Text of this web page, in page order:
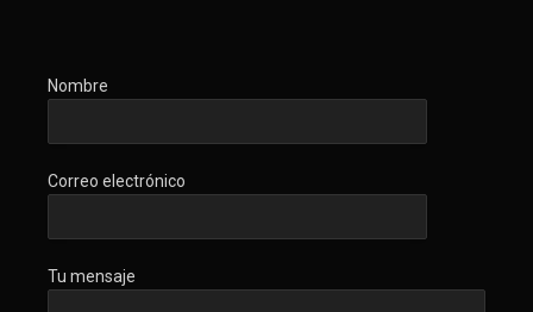
Nombre
Correo electrónico
Tu mensaje